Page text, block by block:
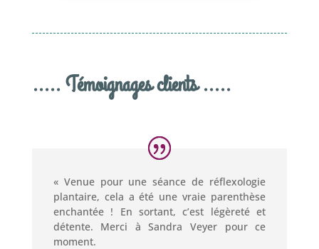
..... Témoignages clients .....
« Venue pour une séance de réflexologie
plantaire, cela a été une vraie parenthèse
enchantée ! En sortant, c’est légèreté et
détente. Merci à Sandra Veyer pour ce
moment.